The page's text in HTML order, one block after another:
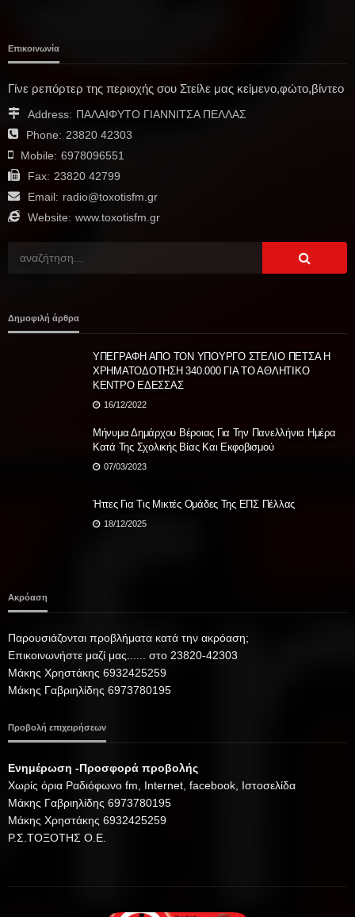
Επικοινωνία
Γίνε ρεπόρτερ της περιοχής σου Στείλε μας κείμενο,φώτο,βίντεο
Address: ΠΑΛΑΙΦΥΤΟ ΓΙΑΝΝΙΤΣΑ ΠΕΛΛΑΣ
Phone: 23820 42303
Mobile: 6978096551
Fax: 23820 42799
Email: radio@toxotisfm.gr
Website: www.toxotisfm.gr
Δημοφιλή άρθρα
ΥΠΕΓΡΑΦΗ ΑΠΟ ΤΟΝ ΥΠΟΥΡΓΟ ΣΤΕΛΙΟ ΠΕΤΣΑ Η
ΧΡΗΜΑΤΟΔΟΤΗΣΗ 340.000 ΓΙΑ ΤΟ ΑΘΛΗΤΙΚΟ
ΚΕΝΤΡΟ ΕΔΕΣΣΑΣ
16/12/2022
Μήνυμα Δημάρχου Βέροιας Για Την Πανελλήνια Ημέρα
Κατά Της Σχολικής Βίας Και Εκφοβισμού
07/03/2023
Ήττες Για Τις Μικτές Ομάδες Της ΕΠΣ Πέλλας
18/12/2025
Ακρόαση
Παρουσιάζονται προβλήματα κατά την ακρόαση;
Επικοινωνήστε μαζί μας...... στο 23820-42303
Μάκης Χρηστάκης 6932425259
Μάκης Γαβριηλίδης 6973780195
Προβολή επιχειρήσεων
Ενημέρωση -Προσφορά προβολής
Xωρίς όρια Ραδιόφωνο fm, Internet, facebook, Ιστοσελίδα
Μάκης Γαβριηλίδης 6973780195
Μάκης Χρηστάκης 6932425259
Ρ.Σ.ΤΟΞΟΤΗΣ Ο.Ε.